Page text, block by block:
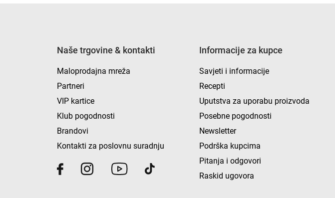
Naše trgovine & kontakti
Maloprodajna mreža
Partneri
VIP kartice
Klub pogodnosti
Brandovi
Kontakti za poslovnu suradnju
Informacije za kupce
Savjeti i informacije
Recepti
Uputstva za uporabu proizvoda
Posebne pogodnosti
Newsletter
Podrška kupcima
Pitanja i odgovori
Raskid ugovora